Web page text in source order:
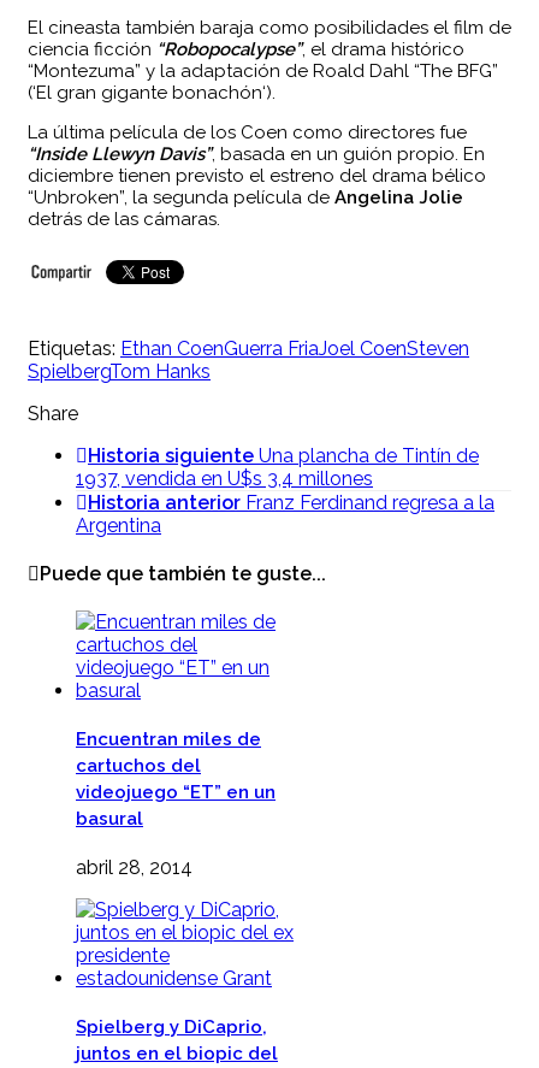
El cineasta también baraja como posibilidades el film de
ciencia ficción “Robopocalypse”, el drama histórico
“Montezuma” y la adaptación de Roald Dahl “The BFG”
(‘El gran gigante bonachón‘).
La última película de los Coen como directores fue
“Inside Llewyn Davis”, basada en un guión propio. En
diciembre tienen previsto el estreno del drama bélico
“Unbroken”, la segunda película de Angelina Jolie
detrás de las cámaras.
Etiquetas: Ethan CoenGuerra FriaJoel CoenSteven
SpielbergTom Hanks
Share
Historia siguiente Una plancha de Tintín de
1937, vendida en U$s 3,4 millones
Historia anterior Franz Ferdinand regresa a la
Argentina
Puede que también te guste...
Encuentran miles de
cartuchos del
videojuego “ET” en un
basural
abril 28, 2014
Spielberg y DiCaprio,
juntos en el biopic del